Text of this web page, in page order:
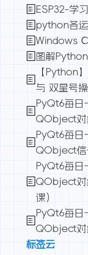
ESP32-学
python各
Windows
图解
【Python
与 双星号
PyQt6每日
QObject对
PyQt6每日
QObject信
PyQt6每日
QObject对
课）
PyQt6每日
QObject对
标签云